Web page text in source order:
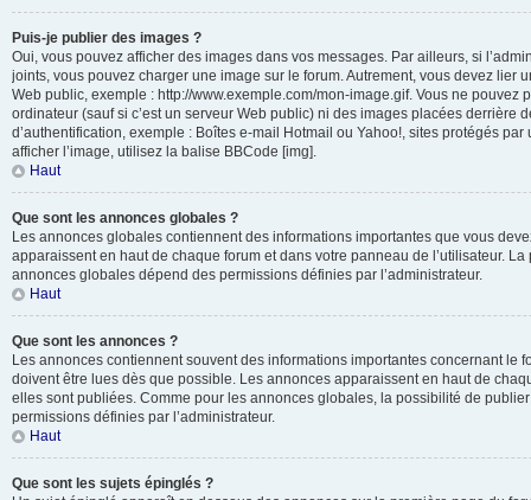
Puis-je publier des images ?
Oui, vous pouvez afficher des images dans vos messages. Par ailleurs, si
joints, vous pouvez charger une image sur le forum. Autrement, vous devez lier
Web public, exemple : http://www.exemple.com/mon-image.gif. Vous ne pouvez
ordinateur (sauf si c’est un serveur Web public) ni des images placées derrière
d’authentification, exemple : Boîtes e-mail Hotmail ou Yahoo!, sites protégés par
afficher l’image, utilisez la balise BBCode [img].
Haut
Que sont les annonces globales ?
Les annonces globales contiennent des informations importantes que vous
apparaissent en haut de chaque forum et dans votre panneau de l’utilisateur.
annonces globales dépend des permissions définies par l’administrateur.
Haut
Que sont les annonces ?
Les annonces contiennent souvent des informations importantes concernant le
doivent être lues dès que possible. Les annonces apparaissent en haut de
elles sont publiées. Comme pour les annonces globales, la possibilité de
permissions définies par l’administrateur.
Haut
Que sont les sujets épinglés ?